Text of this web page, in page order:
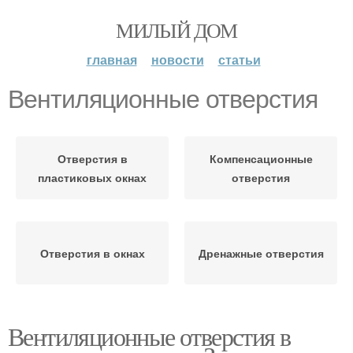
МИЛЫЙ ДОМ
главная новости статьи
Вентиляционные отверстия
Отверстия в
пластиковых окнах
Компенсационные
отверстия
Отверстия в окнах Дренажные отверстия
Вентиляционные отверстия в